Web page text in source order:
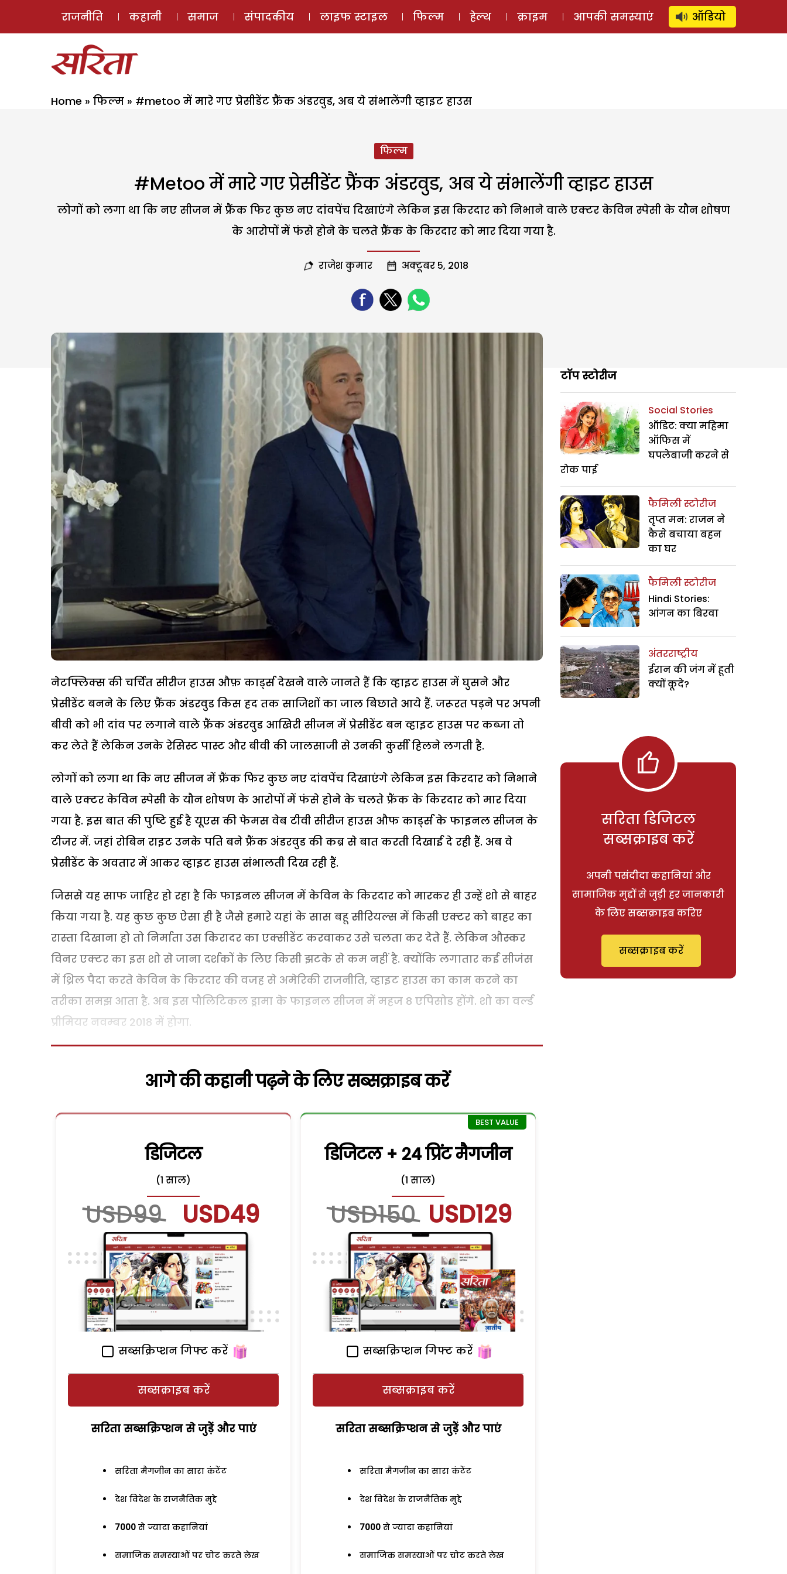
ई-मैगज़ीन ऑडियो स्टोरी लॉग इन ⚲ SUBSCRIBE
राजनीति कहानी समाज संपादकीय लाइफ स्टाइल फिल्म हेल्थ क्राइम आपकी समस्याएं ऑडियो
Home » फिल्म » #metoo में मारे गए प्रेसीडेंट फ्रैंक अंडरवुड, अब ये संभालेंगी व्हाइट हाउस
फिल्म
#metoo में मारे गए प्रेसीडेंट फ्रैंक अंडरवुड, अब ये संभालेंगी व्हाइट हाउस
लोगों को लगा था कि नए सीजन में फ्रैंक फिर कुछ नए दांवपेंच दिखाएंगे लेकिन इस किरदार को निभाने वाले एक्टर केविन स्पेसी के यौन शोषण
के आरोपों में फंसे होने के चलते फ्रैंक के किरदार को मार दिया गया है.
राजेश कुमार अक्टूबर 5, 2018
नेटफ्लिक्स की चर्चित सीरीज हाउस औफ़ कार्ड्स देखने वाले जानते हैं कि व्हाइट हाउस में घुसने और
प्रेसीडेंट बनने के लिए फ्रैंक अंडरवुड किस हद तक साजिशों का जाल बिछाते आये हैं. जरूरत पड़ने पर अपनी
बीवी को भी दांव पर लगाने वाले फ्रैंक अंडरवुड आखिरी सीजन में प्रेसीडेंट बन व्हाइट हाउस पर कब्जा तो
कर लेते हैं लेकिन उनके रेसिस्ट पास्ट और बीवी की जालसाजी से उनकी कुर्सी हिलने लगती है.
लोगों को लगा था कि नए सीजन में फ्रैंक फिर कुछ नए दांवपेंच दिखाएंगे लेकिन इस किरदार को निभाने
वाले एक्टर केविन स्पेसी के यौन शोषण के आरोपों में फंसे होने के चलते फ्रैंक के किरदार को मार दिया
गया है. इस बात की पुष्टि हुई है यूएस की फेमस वेब टीवी सीरीज हाउस औफ कार्ड्स के फाइनल सीजन के
टीजर में. जहां रोबिन राइट उनके पति बने फ्रैंक अंडरवुड की कब्र से बात करती दिखाई दे रही हैं. अब वे
प्रेसीडेंट के अवतार में आकर व्हाइट हाउस संभालती दिख रही हैं.
जिससे यह साफ जाहिर हो रहा है कि फाइनल सीजन में केविन के किरदार को मारकर ही उन्हें शो से बाहर
किया गया है. यह कुछ कुछ ऐसा ही है जैसे हमारे यहां के सास बहू सीरियल्स में किसी एक्टर को बाहर का
रास्ता दिखाना हो तो निर्माता उस किरादर का एक्सीडेंट करवाकर उसे चलता कर देते हैं. लेकिन औस्कर
विनर एक्टर का इस शो से जाना दर्शकों के लिए किसी झटके से कम नहीं है. क्योंकि लगातार कई सीजंस
में थ्रिल पैदा करते केविन के किरदार की वजह से अमेरिकी राजनीति, व्हाइट हाउस का काम करने का
तरीका समझ आता है. अब इस पौलिटिकल ड्रामा के फाइनल सीजन में महज 8 एपिसोड होंगे. शो का वर्ल्ड
प्रीमियर नवम्बर 2018 में होगा.
आगे की कहानी पढ़ने के लिए सब्सक्राइब करें
डिजिटल
(1 साल)
USD99 USD49
सब्सक्रिप्शन गिफ्ट करें
सब्सक्राइब करें
सरिता सब्सक्रिप्शन से जुड़ेें और पाएं
सरिता मैगजीन का सारा कंटेंट
देश विदेश के राजनैतिक मुद्दे
7000 से ज्यादा कहानियां
समाजिक समस्याओं पर चोट करते लेख
डिजिटल + 24 प्रिंट मैगजीन
(1 साल)
USD150 USD129
सब्सक्रिप्शन गिफ्ट करें
सब्सक्राइब करें
सरिता सब्सक्रिप्शन से जुड़ेें और पाएं
सरिता मैगजीन का सारा कंटेंट
देश विदेश के राजनैतिक मुद्दे
7000 से ज्यादा कहानियां
समाजिक समस्याओं पर चोट करते लेख
टॉप स्टोरीज
Social Stories
ऑडिट: क्या महिमा
ऑफिस में
घपलेबाजी करने से
रोक पाई
फैमिली स्टोरीज
तृप्त मन: राजन ने
कैसे बचाया बहन
का घर
फैमिली स्टोरीज
Hindi Stories:
आंगन का बिरवा
अंतरराष्ट्रीय
ईरान की जंग में हूती
क्यों कूदे?
सरिता डिजिटल
सब्सक्राइब करें
अपनी पसंदीदा कहानियां और
सामाजिक मुद्दों से जुड़ी हर जानकारी
के लिए सब्सक्राइब करिए
सब्सक्राइब करें